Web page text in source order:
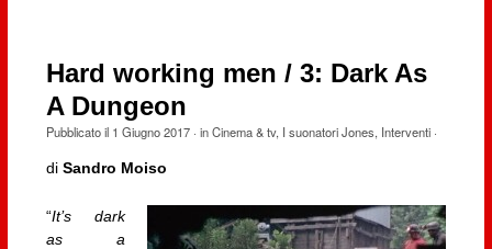
Hard working men / 3: Dark As
A Dungeon
Pubblicato il 1 Giugno 2017· inCinema & tv, I suonatori Jones, Interventi·
di Sandro Moiso
“It’s dark
as a